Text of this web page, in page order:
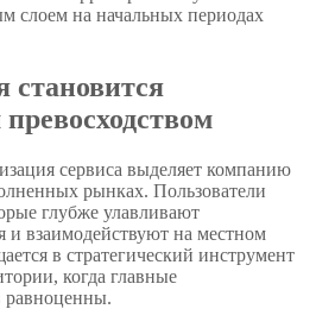
слоем на начальных периодах
становится
сервиса выделяет компанию
рынках. Пользователи
глубже улавливают
и взаимодействуют на местном
в стратегический инструмент
когда главные
равноценны.